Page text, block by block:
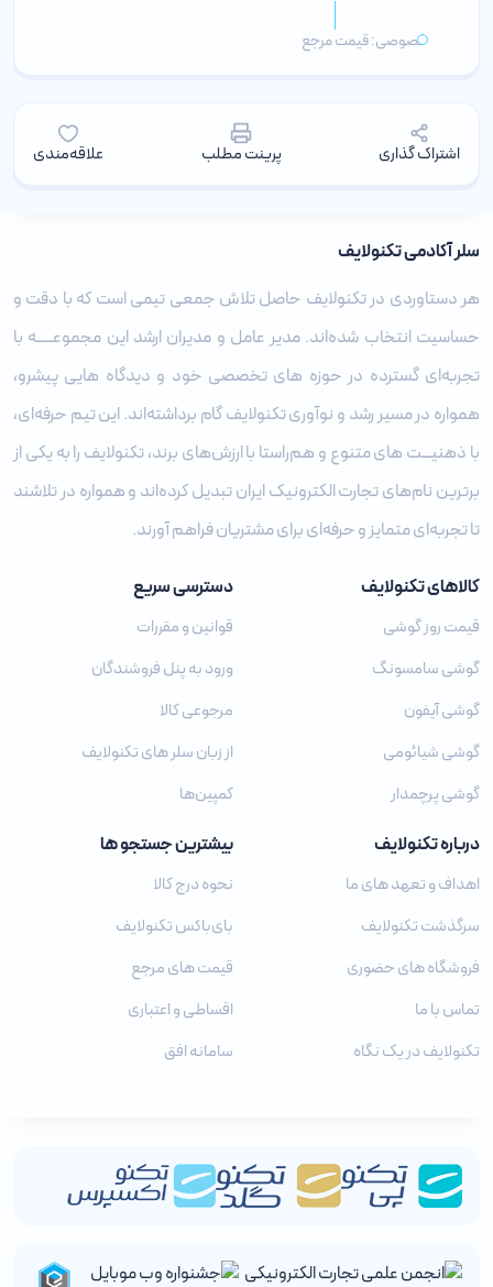
خصوصی: قیمت مرجع
اشتراک گذاری پرینت مطلب علاقه‌مندی
سلر آکادمی تکنولایف
هر دستاوردی در تکنولایف حاصل تلاش جمعی تیمی است که با دقت و
حساسیت انتخاب شده‌اند. مدیر عامل و مدیران ارشد این مجموعـــــه با
تجربه‌ای گسترده در حوزه‌ های تخصصی خود و دیدگاه ‌هایی پیشرو،
همواره در مسیر رشد و نوآوری تکنولایف گام برداشته‌اند. این تیم حرفه‌ای،
با ذهنیـــت‌ های متنوع و هم‌راستا با ارزش‌های برند، تکنولایف را به یکی از
برترین نام‌های تجارت الکترونیک ایران تبدیل کرده‌اند و همواره در تلاشند
تا تجربه‌ای متمایز و حرفه‌ای برای مشتریان فراهم آورند.
کالاهای تکنولایف
قیمت روز گوشی
گوشی سامسونگ
گوشی آیفون
گوشی شیائومی
گوشی پرچمدار
دسترسی سریع
قوانین و مقررات
ورود به پنل فروشندگان
مرجوعی کالا
از زبان سلر های تکنولایف
کمپین‌ها
درباره تکنولایف
اهداف و تعهد های ما
سرگذشت تکنولایف
فروشگاه های حضوری
تماس با ما
تکنولایف در یک نگاه
بیشترین جستجو ها
نحوه درج کالا
بای‌باکس تکنولایف
قیمت های مرجع
اقساطی و اعتباری
سامانه افق